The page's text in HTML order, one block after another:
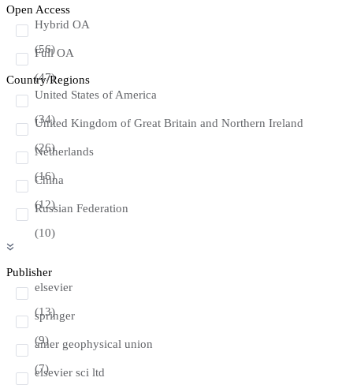
Open Access
Hybrid OA
(56)
Full OA
(47)
Country/Regions
United States of America
(34)
United Kingdom of Great Britain and Northern Ireland
(26)
Netherlands
(16)
China
(12)
Russian Federation
(10)
Publisher
elsevier
(13)
springer
(9)
amer geophysical union
(7)
elsevier sci ltd